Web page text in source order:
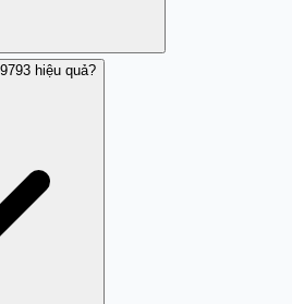
dùng cần cảnh giác, tránh
hiệu quả?